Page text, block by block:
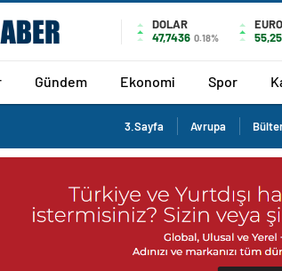
DOLAR
47,7436 0.18%
EURO
Gündem Ekonomi Spor
3.Sayfa Avrupa